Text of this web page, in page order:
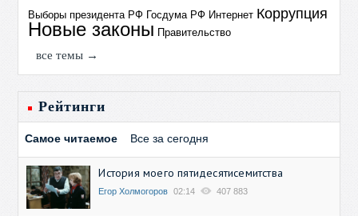
Выборы президента РФ Госдума РФ Интернет Коррупция
Новые законы Правительство
все темы →
Рейтинги
Самое читаемое Все за сегодня
История моего пятидесятисемитства
Егор Холмогоров 02:14 407 883